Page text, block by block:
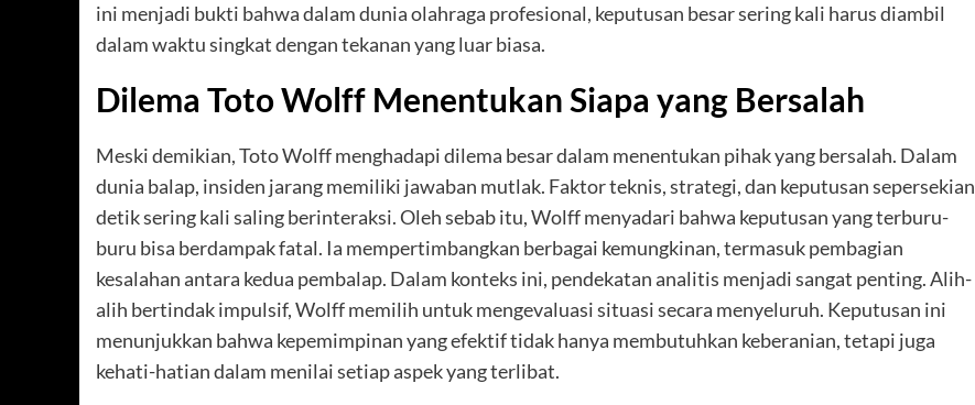
ini menjadi bukti bahwa dalam dunia olahraga profesional, keputusan besar sering kali harus diambil
dalam waktu singkat dengan tekanan yang luar biasa.
Dilema Toto Wolff Menentukan Siapa yang Bersalah
Meski demikian, Toto Wolff menghadapi dilema besar dalam menentukan pihak yang bersalah. Dalam
dunia balap, insiden jarang memiliki jawaban mutlak. Faktor teknis, strategi, dan keputusan sepersekian
detik sering kali saling berinteraksi. Oleh sebab itu, Wolff menyadari bahwa keputusan yang terburu-
buru bisa berdampak fatal. Ia mempertimbangkan berbagai kemungkinan, termasuk pembagian
kesalahan antara kedua pembalap. Dalam konteks ini, pendekatan analitis menjadi sangat penting. Alih-
alih bertindak impulsif, Wolff memilih untuk mengevaluasi situasi secara menyeluruh. Keputusan ini
menunjukkan bahwa kepemimpinan yang efektif tidak hanya membutuhkan keberanian, tetapi juga
kehati-hatian dalam menilai setiap aspek yang terlibat.